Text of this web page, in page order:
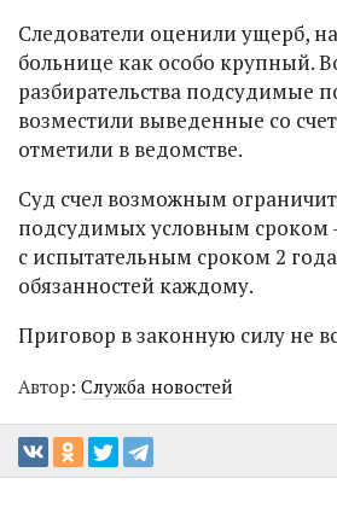
Следователи оценили ущерб,
больнице как особо крупный.
разбирательства подсудимые
возместили выведенные со
отметили в ведомстве.
Суд счел возможным
подсудимых условным сроком
с испытательным сроком 2
обязанностей каждому.
Приговор в законную силу не
Автор: Служба новостей